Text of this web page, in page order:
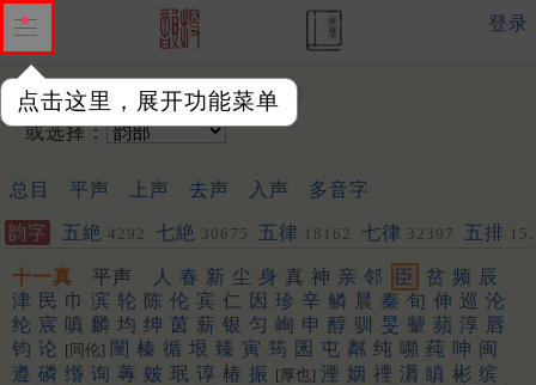
点击这里，展开功能菜单
登录
输入韵字：
或选择：
总目 平声 上声 去声 入声 多音字
韵字 五絶 4292 七絶 30675 五律 18162 七律 32397 五排
443
聯
十一真 平声 人 春 新 尘 身 真 神 亲 邻 臣 贫 频 辰
津 民 巾 滨 轮 陈 伦 宾 仁 因 珍 辛 鳞 晨 秦 旬 伸 巡 沦
纶 宸 嗔 麟 均 绅 茵 薪 银 匀 峋 申 醇 驯 旻 颦 蘋 淳 唇
钧 论 [同伦] 闉 榛 循 垠 臻 寅 筠 囷 屯 粼 纯 嚬 莼 呻 闽
遵 磷 缗 询 蓴 皴 珉 谆 椿 振 [厚也] 湮 姻 禋 漘 瞋 彬 缤